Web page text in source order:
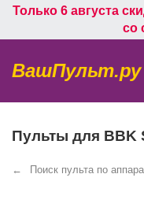
Только 6 августа
со
ВашПульт.ру
Пульты для BBK
Поиск пульта по